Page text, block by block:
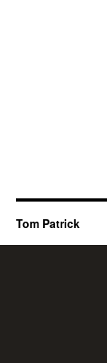
Tom Patrick